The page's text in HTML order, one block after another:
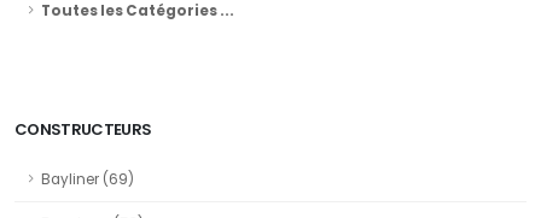
Toutes les Catégories ...
CONSTRUCTEURS
Bayliner (69)